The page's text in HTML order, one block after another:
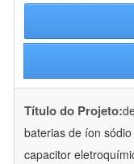
Título do Projeto:
baterias de íon
capacitor